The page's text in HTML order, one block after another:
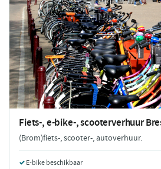
Fiets-, e-bike-, scooterverhuur
(Brom)fiets-, scooter-, autoverhuur.
E-bike beschikbaar